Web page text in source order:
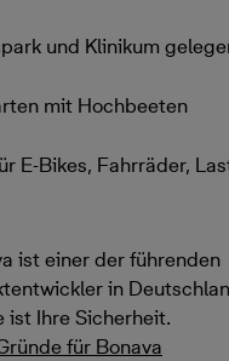
und Klinikum
mit Hochbeeten
E-Bikes, Fahrräder,
ist einer der führenden
in
ist Ihre Sicherheit.
für Bonava